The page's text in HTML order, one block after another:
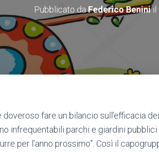
Pubblicato daFederico Beniniil
fare un bilancio sull’efficacia
infrequentabili parchi e giardini pubblici
per l’anno prossimo”. Così il